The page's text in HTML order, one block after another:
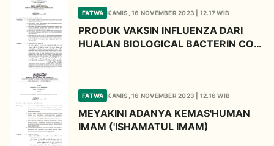
FATWA KAMIS, 16 NOVEMBER 2023 | 12.17 WIB
PRODUK VAKSIN INFLUENZA DARI
HUALAN BIOLOGICAL BACTERIN CO
FATWA KAMIS, 16 NOVEMBER 2023 | 12.16 WIB
MEYAKINI ADANYA KEMAS'HUMAN
IMAM ('ISHAMATUL IMAM)